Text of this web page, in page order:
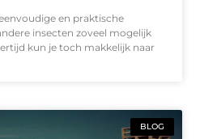
en praktische
insecten zoveel mogelijk
kun je toch makkelijk naar
BLOG